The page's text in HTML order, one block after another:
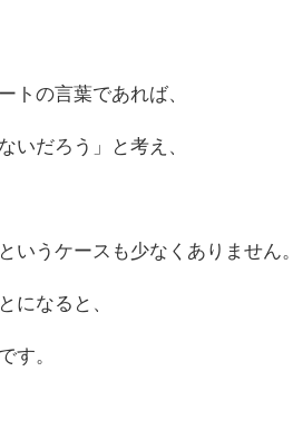
トの言葉であれば、
いだろう」と考え、
いうケースも少なくありません。
になると、
す。